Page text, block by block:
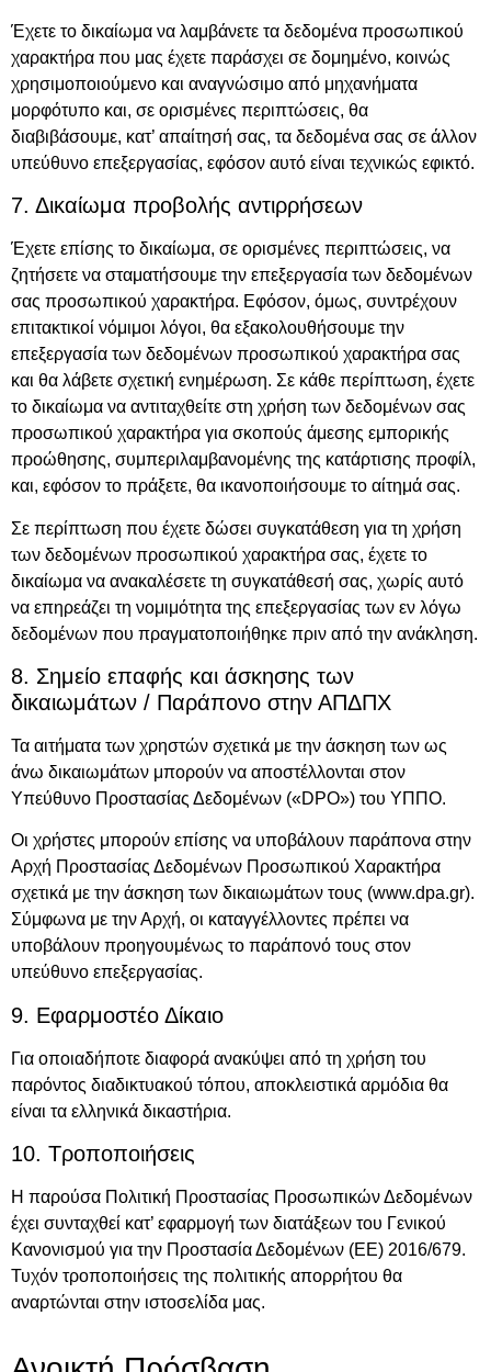
Έχετε το δικαίωμα να λαμβάνετε τα δεδομένα προσωπικού
χαρακτήρα που μας έχετε παράσχει σε δομημένο, κοινώς
χρησιμοποιούμενο και αναγνώσιμο από μηχανήματα
μορφότυπο και, σε ορισμένες περιπτώσεις, θα
διαβιβάσουμε, κατ’ απαίτησή σας, τα δεδομένα σας σε άλλον
υπεύθυνο επεξεργασίας, εφόσον αυτό είναι τεχνικώς εφικτό.
7. Δικαίωμα προβολής αντιρρήσεων
Έχετε επίσης το δικαίωμα, σε ορισμένες περιπτώσεις, να
ζητήσετε να σταματήσουμε την επεξεργασία των δεδομένων
σας προσωπικού χαρακτήρα. Εφόσον, όμως, συντρέχουν
επιτακτικοί νόμιμοι λόγοι, θα εξακολουθήσουμε την
επεξεργασία των δεδομένων προσωπικού χαρακτήρα σας
και θα λάβετε σχετική ενημέρωση. Σε κάθε περίπτωση, έχετε
το δικαίωμα να αντιταχθείτε στη χρήση των δεδομένων σας
προσωπικού χαρακτήρα για σκοπούς άμεσης εμπορικής
προώθησης, συμπεριλαμβανομένης της κατάρτισης προφίλ,
και, εφόσον το πράξετε, θα ικανοποιήσουμε το αίτημά σας.
Σε περίπτωση που έχετε δώσει συγκατάθεση για τη χρήση
των δεδομένων προσωπικού χαρακτήρα σας, έχετε το
δικαίωμα να ανακαλέσετε τη συγκατάθεσή σας, χωρίς αυτό
να επηρεάζει τη νομιμότητα της επεξεργασίας των εν λόγω
δεδομένων που πραγματοποιήθηκε πριν από την ανάκληση.
8. Σημείο επαφής και άσκησης των
δικαιωμάτων / Παράπονο στην ΑΠΔΠΧ
Τα αιτήματα των χρηστών σχετικά με την άσκηση των ως
άνω δικαιωμάτων μπορούν να αποστέλλονται στον
Υπεύθυνο Προστασίας Δεδομένων («DPO») του ΥΠΠΟ.
Οι χρήστες μπορούν επίσης να υποβάλουν παράπονα στην
Αρχή Προστασίας Δεδομένων Προσωπικού Χαρακτήρα
σχετικά με την άσκηση των δικαιωμάτων τους (www.dpa.gr).
Σύμφωνα με την Αρχή, οι καταγγέλλοντες πρέπει να
υποβάλουν προηγουμένως το παράπονό τους στον
υπεύθυνο επεξεργασίας.
9. Εφαρμοστέο Δίκαιο
Για οποιαδήποτε διαφορά ανακύψει από τη χρήση του
παρόντος διαδικτυακού τόπου, αποκλειστικά αρμόδια θα
είναι τα ελληνικά δικαστήρια.
10. Τροποποιήσεις
Η παρούσα Πολιτική Προστασίας Προσωπικών Δεδομένων
έχει συνταχθεί κατ’ εφαρμογή των διατάξεων του Γενικού
Κανονισμού για την Προστασία Δεδομένων (ΕΕ) 2016/679.
Τυχόν τροποποιήσεις της πολιτικής απορρήτου θα
αναρτώνται στην ιστοσελίδα μας.